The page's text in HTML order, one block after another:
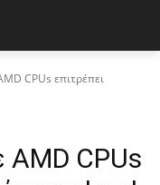
CPUs επιτρέπει
AMD CPUs